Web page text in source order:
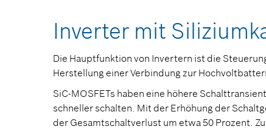
Inverter mit
Die Hauptfunktion von Invertern ist die
Herstellung einer Verbindung zur
SiC-MOSFETs haben eine höhere
schneller schalten. Mit der Erhöhung der
der Gesamtschaltverlust um etwa 50 Prozent.